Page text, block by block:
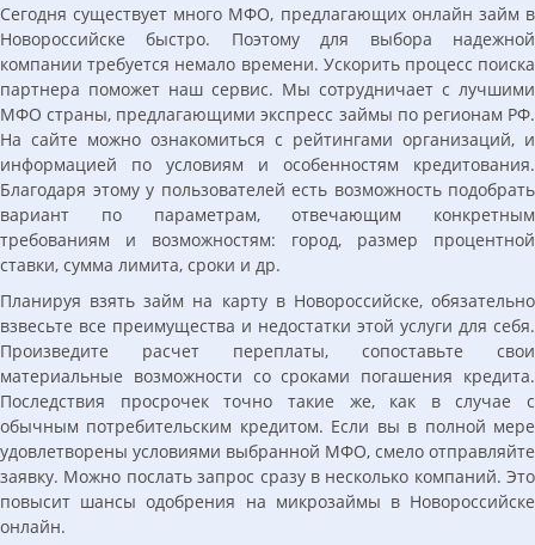
Сегодня существует много МФО, предлагающих онлайн займ в
Новороссийске быстро. Поэтому для выбора надежной
компании требуется немало времени. Ускорить процесс поиска
партнера поможет наш сервис. Мы сотрудничает с лучшими
МФО страны, предлагающими экспресс займы по регионам РФ.
На сайте можно ознакомиться с рейтингами организаций, и
информацией по условиям и особенностям кредитования.
Благодаря этому у пользователей есть возможность подобрать
вариант по параметрам, отвечающим конкретным
требованиям и возможностям: город, размер процентной
ставки, сумма лимита, сроки и др.
Планируя взять займ на карту в Новороссийске, обязательно
взвесьте все преимущества и недостатки этой услуги для себя.
Произведите расчет переплаты, сопоставьте свои
материальные возможности со сроками погашения кредита.
Последствия просрочек точно такие же, как в случае с
обычным потребительским кредитом. Если вы в полной мере
удовлетворены условиями выбранной МФО, смело отправляйте
заявку. Можно послать запрос сразу в несколько компаний. Это
повысит шансы одобрения на микрозаймы в Новороссийске
онлайн.